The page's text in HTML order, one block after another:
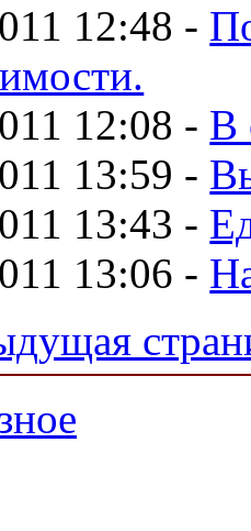
12:48 -
12:08 - В
13:59 -
13:43 -
13:06 -